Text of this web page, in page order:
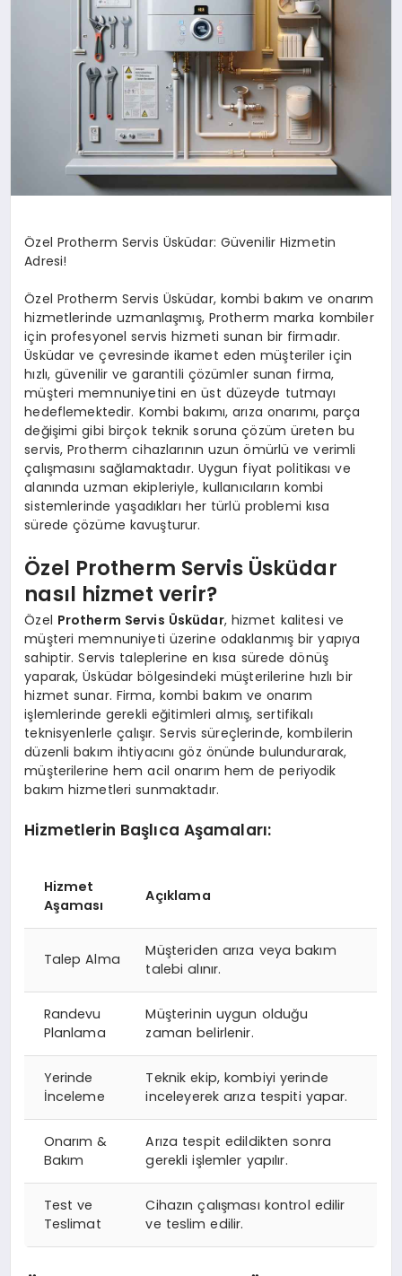
Özel Protherm Servis Üsküdar: Güvenilir Hizmetin
Adresi!
Özel Protherm Servis Üsküdar, kombi bakım ve onarım
hizmetlerinde uzmanlaşmış, Protherm marka kombiler
için profesyonel servis hizmeti sunan bir firmadır.
Üsküdar ve çevresinde ikamet eden müşteriler için
hızlı, güvenilir ve garantili çözümler sunan firma,
müşteri memnuniyetini en üst düzeyde tutmayı
hedeflemektedir. Kombi bakımı, arıza onarımı, parça
değişimi gibi birçok teknik soruna çözüm üreten bu
servis, Protherm cihazlarının uzun ömürlü ve verimli
çalışmasını sağlamaktadır. Uygun fiyat politikası ve
alanında uzman ekipleriyle, kullanıcıların kombi
sistemlerinde yaşadıkları her türlü problemi kısa
sürede çözüme kavuşturur.
Özel Protherm Servis Üsküdar
nasıl hizmet verir?
Özel Protherm Servis Üsküdar, hizmet kalitesi ve
müşteri memnuniyeti üzerine odaklanmış bir yapıya
sahiptir. Servis taleplerine en kısa sürede dönüş
yaparak, Üsküdar bölgesindeki müşterilerine hızlı bir
hizmet sunar. Firma, kombi bakım ve onarım
işlemlerinde gerekli eğitimleri almış, sertifikalı
teknisyenlerle çalışır. Servis süreçlerinde, kombilerin
düzenli bakım ihtiyacını göz önünde bulundurarak,
müşterilerine hem acil onarım hem de periyodik
bakım hizmetleri sunmaktadır.
Hizmetlerin Başlıca Aşamaları:
Hizmet
Aşaması
Açıklama
Talep Alma
Müşteriden arıza veya bakım
talebi alınır.
Randevu
Planlama
Müşterinin uygun olduğu
zaman belirlenir.
Yerinde
İnceleme
Teknik ekip, kombiyi yerinde
inceleyerek arıza tespiti yapar.
Onarım &
Bakım
Arıza tespit edildikten sonra
gerekli işlemler yapılır.
Test ve
Teslimat
Cihazın çalışması kontrol edilir
ve teslim edilir.